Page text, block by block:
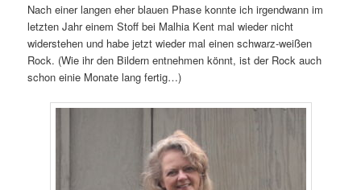
Nach einer langen eher blauen Phase konnte ich irgendwann im
letzten Jahr einem Stoff bei Malhia Kent mal wieder nicht
widerstehen und habe jetzt wieder mal einen schwarz-weißen
Rock. (Wie ihr den Bildern entnehmen könnt, ist der Rock auch
schon einie Monate lang fertig…)